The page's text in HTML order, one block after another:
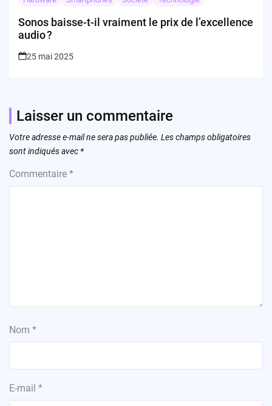
Sonos baisse-t-il vraiment le prix de l’excellence
audio ?
25 mai 2025
Laisser un commentaire
Votre adresse e-mail ne sera pas publiée. Les champs obligatoires
sont indiqués avec *
Commentaire *
Nom *
E-mail *